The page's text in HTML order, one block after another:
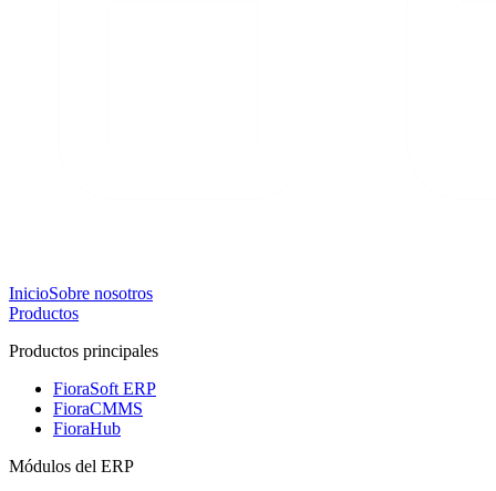
InicioSobre nosotros
Productos
Productos principales
FioraSoft ERP
FioraCMMS
FioraHub
Módulos del ERP